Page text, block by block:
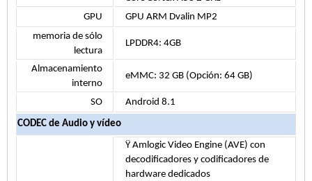
GPU
GPU ARM Dvalin MP2
memoria de sólo
lectura
LPDDR4: 4GB
Almacenamiento
interno
eMMC: 32 GB (Opción: 64 GB)
SO Android 8.1
CODEC de Audio y vídeo
Ÿ Amlogic Video Engine (AVE) con
decodificadores y codificadores de
hardware dedicados